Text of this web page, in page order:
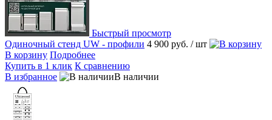
Быстрый просмотр
Одиночный стенд UW - профили 4 900 руб. / шт
В корзину Подробнее
Купить в 1 клик К сравнению
В избранное
В наличии